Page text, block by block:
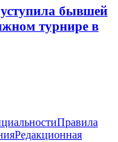
бывшей
турнире в
Правила
Редакционная